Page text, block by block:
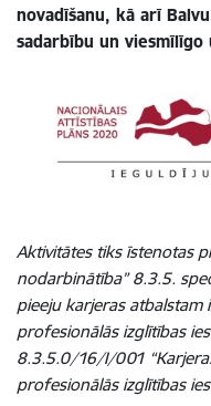
novadīšanu, kā arī
sadarbību un viesmīlīgo
Aktivitātes tiks īstenotas
nodarbinātība” 8.3.5.
pieeju karjeras atbalstam
profesionālās izglītības
8.3.5.0/16/I/001
profesionālās izglītības